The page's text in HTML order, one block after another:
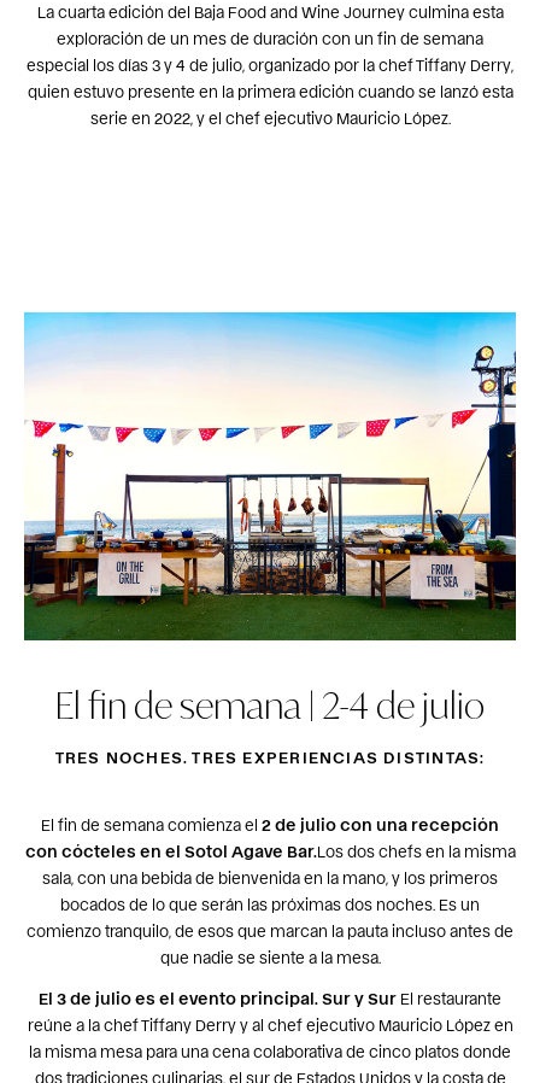
La cuarta edición del Baja Food and Wine Journey culmina esta
exploración de un mes de duración con un fin de semana
especial los días 3 y 4 de julio, organizado por la chef Tiffany Derry,
quien estuvo presente en la primera edición cuando se lanzó esta
serie en 2022, y el chef ejecutivo Mauricio López.
El fin de semana | 2-4 de julio
TRES NOCHES. TRES EXPERIENCIAS DISTINTAS:
El fin de semana comienza el 2 de julio con una recepción
con cócteles en el Sotol Agave Bar.Los dos chefs en la misma
sala, con una bebida de bienvenida en la mano, y los primeros
bocados de lo que serán las próximas dos noches. Es un
comienzo tranquilo, de esos que marcan la pauta incluso antes de
que nadie se siente a la mesa.
El 3 de julio es el evento principal. Sur y Sur El restaurante
reúne a la chef Tiffany Derry y al chef ejecutivo Mauricio López en
la misma mesa para una cena colaborativa de cinco platos donde
dos tradiciones culinarias, el sur de Estados Unidos y la costa de